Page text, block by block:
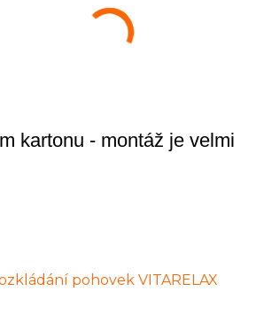
kartonu - montáž je velmi